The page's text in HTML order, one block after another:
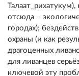
Талаат_рихатукум),
отсюда –
городах);
охраны (и как
драгоценных
для ливанцев
ключевой эту